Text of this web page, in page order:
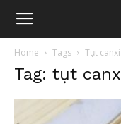
Home Tags Tụt
Tag: tụt